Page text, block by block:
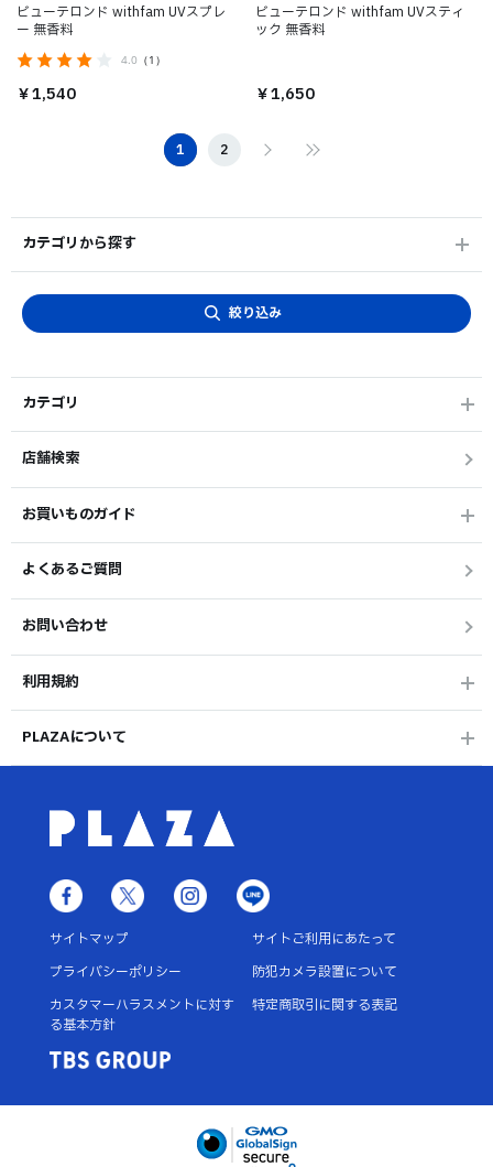
ビューテロンド withfam UVスプレ
ー 無香料
4.0 （1）
￥1,540
ビューテロンド withfam UVスティ
ック 無香料
￥1,650
1 2
カテゴリから探す
絞り込み
カテゴリ
店舗検索
お買いものガイド
よくあるご質問
お問い合わせ
利用規約
PLAZAについて
サイトマップ
サイトご利用にあたって
プライバシーポリシー
防犯カメラ設置について
カスタマーハラスメントに対す
る基本方針
特定商取引に関する表記